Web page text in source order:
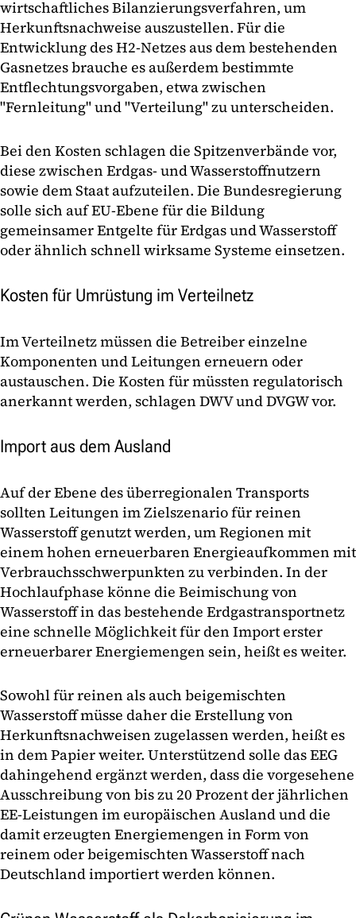
wirtschaftliches Bilanzierungsverfahren, um
Herkunftsnachweise auszustellen. Für die
Entwicklung des H2-Netzes aus dem bestehenden
Gasnetzes brauche es außerdem bestimmte
Entflechtungsvorgaben, etwa zwischen
"Fernleitung" und "Verteilung" zu unterscheiden.
Bei den Kosten schlagen die Spitzenverbände vor,
diese zwischen Erdgas- und Wasserstoffnutzern
sowie dem Staat aufzuteilen. Die Bundesregierung
solle sich auf EU-Ebene für die Bildung
gemeinsamer Entgelte für Erdgas und Wasserstoff
oder ähnlich schnell wirksame Systeme einsetzen.
Kosten für Umrüstung im Verteilnetz
Im Verteilnetz müssen die Betreiber einzelne
Komponenten und Leitungen erneuern oder
austauschen. Die Kosten für müssten regulatorisch
anerkannt werden, schlagen DWV und DVGW vor.
Import aus dem Ausland
Auf der Ebene des überregionalen Transports
sollten Leitungen im Zielszenario für reinen
Wasserstoff genutzt werden, um Regionen mit
einem hohen erneuerbaren Energieaufkommen mit
Verbrauchsschwerpunkten zu verbinden. In der
Hochlaufphase könne die Beimischung von
Wasserstoff in das bestehende Erdgastransportnetz
eine schnelle Möglichkeit für den Import erster
erneuerbarer Energiemengen sein, heißt es weiter.
Sowohl für reinen als auch beigemischten
Wasserstoff müsse daher die Erstellung von
Herkunftsnachweisen zugelassen werden, heißt es
in dem Papier weiter. Unterstützend solle das EEG
dahingehend ergänzt werden, dass die vorgesehene
Ausschreibung von bis zu 20 Prozent der jährlichen
EE-Leistungen im europäischen Ausland und die
damit erzeugten Energiemengen in Form von
reinem oder beigemischten Wasserstoff nach
Deutschland importiert werden können.